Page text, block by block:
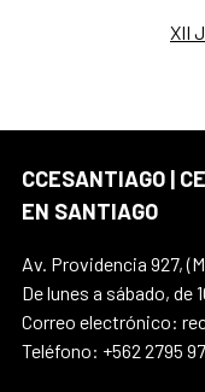
XII
CCESANTIAGO |
EN SANTIAGO
Av. Providencia 927,
De lunes a sábado, de
Correo electrónico:
Teléfono: +562 2795